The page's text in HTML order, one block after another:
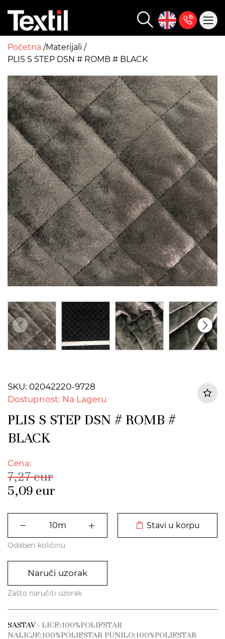
Početna Materijali
PLIS S STEP DSN # ROMB # BLACK
SKU: 02042220-9728
Dostupnost: Na Lageru
PLIS S STEP DSN # ROMB #
BLACK
Cena:
7,27eur
5,09 eur
Stavi u korpu
Odaberi količinu
Naruči uzorak
Zašto naručiti uzorak
SASTAV- LICE:100%POLIESTAR
NALICJE:100%POLIESTAR PUNILO:100%POLIESTAR